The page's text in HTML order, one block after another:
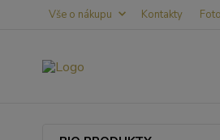
Vše o nákupu Kontakty